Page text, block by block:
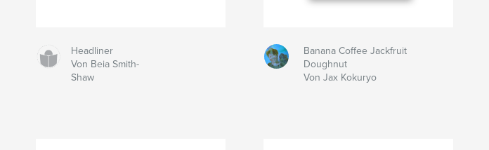
Headliner
Von Beia Smith-
Shaw
Banana Coffee Jackfruit
Doughnut
Von Jax Kokuryo